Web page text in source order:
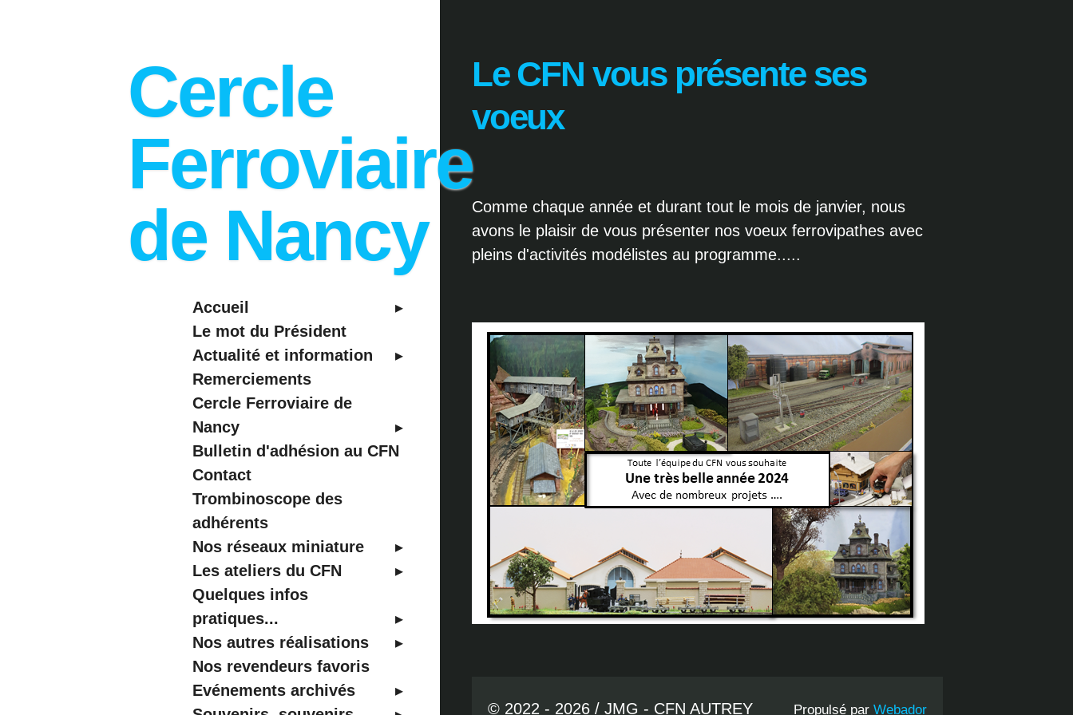
Le CFN vous présente ses
voeux
Comme chaque année et durant tout le mois de janvier, nous
avons le plaisir de vous présenter nos voeux ferrovipathes avec
pleins d'activités modélistes au programme.....
© 2022 - 2026 / JMG - CFN AUTREY Propulsé parWebador
Cercle
Ferroviaire
de Nancy
Accueil
Le mot du Président
Actualité et information
Remerciements
Cercle Ferroviaire de
Nancy
Bulletin d'adhésion au CFN
Contact
Trombinoscope des
adhérents
Nos réseaux miniature
Les ateliers du CFN
Quelques infos
pratiques...
Nos autres réalisations
Nos revendeurs favoris
Evénements archivés